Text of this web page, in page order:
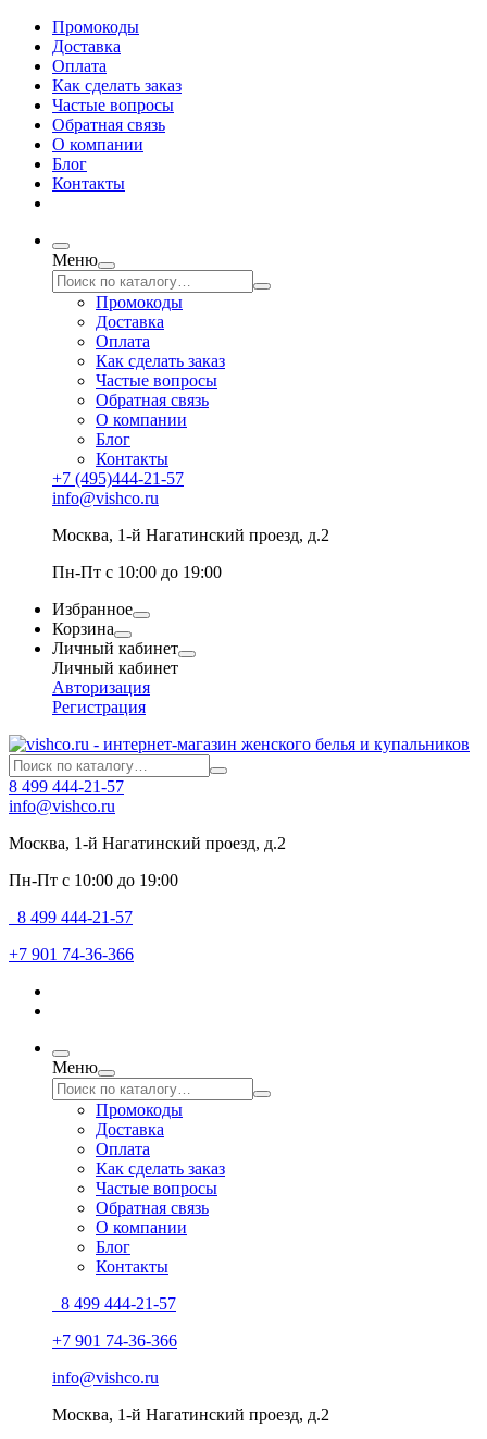
Промокоды
Доставка
Оплата
Как сделать заказ
Частые вопросы
Обратная связь
О компании
Блог
Контакты
Меню
Промокоды
Доставка
Оплата
Как сделать заказ
Частые вопросы
Обратная связь
О компании
Блог
Контакты
+7 (495)444-21-57
info@vishco.ru
Москва, 1-й Нагатинский проезд, д.2
Пн-Пт с 10:00 до 19:00
Избранное
Корзина
Личный кабинет
Личный кабинет
Авторизация
Регистрация
8 499 444-21-57
info@vishco.ru
Москва, 1-й Нагатинский проезд, д.2
Пн-Пт с 10:00 до 19:00
8 499 444-21-57
+7 901 74-36-366
Меню
Промокоды
Доставка
Оплата
Как сделать заказ
Частые вопросы
Обратная связь
О компании
Блог
Контакты
8 499 444-21-57
+7 901 74-36-366
info@vishco.ru
Москва, 1-й Нагатинский проезд, д.2